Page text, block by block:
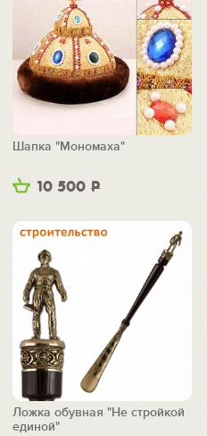
10 500 Р
Шапка "Мономаха"
Ложка обувная "Не стройкой
единой"